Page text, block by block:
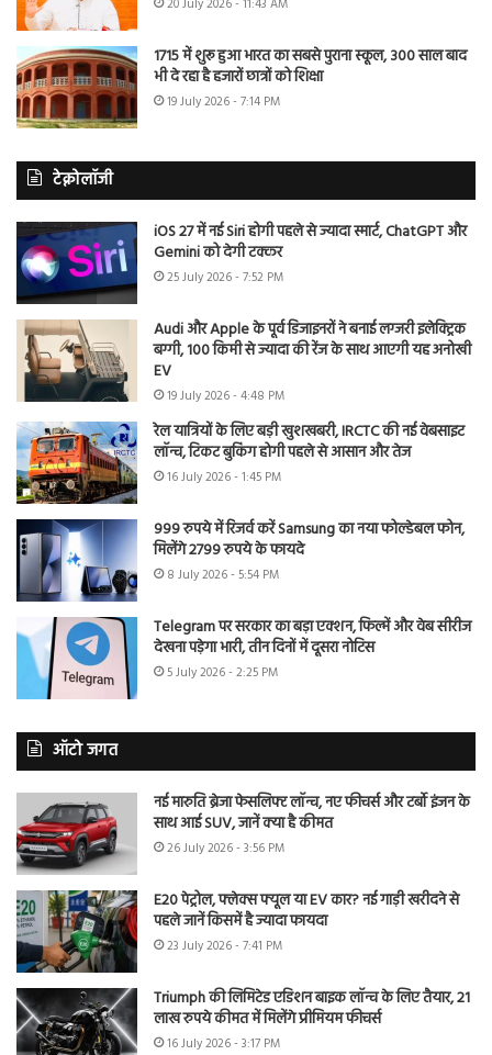
20 July 2026 - 11:43 AM
1715 में शुरू हुआ भारत का सबसे पुराना स्कूल, 300 साल बाद
भी दे रहा है हजारों छात्रों को शिक्षा
19 July 2026 - 7:14 PM
टेक्नोलॉजी
iOS 27 में नई Siri होगी पहले से ज्यादा स्मार्ट, ChatGPT और
Gemini को देगी टक्कर
25 July 2026 - 7:52 PM
Audi और Apple के पूर्व डिजाइनरों ने बनाई लग्जरी इलेक्ट्रिक
बग्गी, 100 किमी से ज्यादा की रेंज के साथ आएगी यह अनोखी
EV
19 July 2026 - 4:48 PM
रेल यात्रियों के लिए बड़ी खुशखबरी, IRCTC की नई वेबसाइट
लॉन्च, टिकट बुकिंग होगी पहले से आसान और तेज
16 July 2026 - 1:45 PM
999 रुपये में रिजर्व करें Samsung का नया फोल्डेबल फोन,
मिलेंगे 2799 रुपये के फायदे
8 July 2026 - 5:54 PM
Telegram पर सरकार का बड़ा एक्शन, फिल्में और वेब सीरीज
देखना पड़ेगा भारी, तीन दिनों में दूसरा नोटिस
5 July 2026 - 2:25 PM
ऑटो जगत
नई मारुति ब्रेजा फेसलिफ्ट लॉन्च, नए फीचर्स और टर्बो इंजन के
साथ आई SUV, जानें क्या है कीमत
26 July 2026 - 3:56 PM
E20 पेट्रोल, फ्लेक्स फ्यूल या EV कार? नई गाड़ी खरीदने से
पहले जानें किसमें है ज्यादा फायदा
23 July 2026 - 7:41 PM
Triumph की लिमिटेड एडिशन बाइक लॉन्च के लिए तैयार, 21
लाख रुपये कीमत में मिलेंगे प्रीमियम फीचर्स
16 July 2026 - 3:17 PM